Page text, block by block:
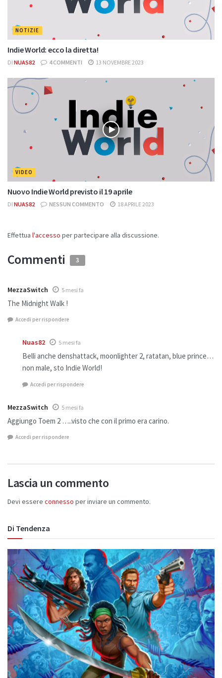
NOTIZIE
Indie World: ecco la diretta!
DI NUAS82 4 COMMENTI 13 NOVEMBRE 2023
VIDEO
Nuovo Indie World previsto il 19 aprile
DI NUAS82 NESSUN COMMENTO 18 APRILE 2023
Effettua l'accesso per partecipare alla discussione.
Commenti 3
MezzaSwitch 5 mesi fa
The Midnight Walk !
Accedi per rispondere
Nuas82 5 mesi fa
Belli anche denshattack, moonlighter 2, ratatan, blue prince…
non male, sto Indie World!
Accedi per rispondere
MezzaSwitch 5 mesi fa
Aggiungo Toem 2 …..visto che con il primo era carino.
Accedi per rispondere
Lascia un commento
Devi essere connesso per inviare un commento.
Di Tendenza